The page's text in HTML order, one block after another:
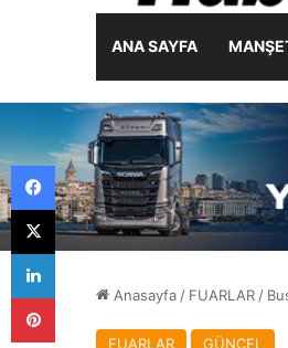
ANA SAYFA
Anasayfa/ FUARLAR/
FUARLAR GÜNCEL
Facebook
X
LinkedIn
Pinterest